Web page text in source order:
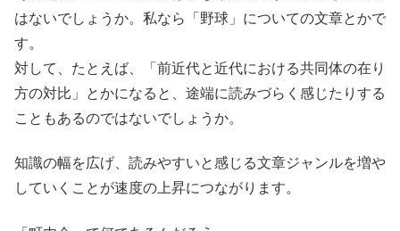
はないでしょうか。 私なら「野球」についての文章とかで
す。
対して、たとえば、「前近代と近代における共同体の在り
方の対比」とかになると、途端に読みづらく感じたりする
こともあるのではないでしょうか。
知識の幅を広げ、読みやすいと感じる文章ジャンルを増や
していくことが速度の上昇につながります。